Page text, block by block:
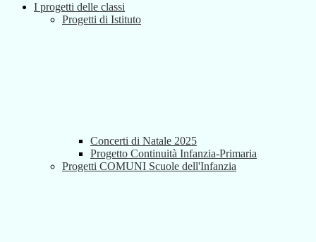
I progetti delle classi
Progetti di Istituto
Concerti di Natale 2025
Progetto Continuità Infanzia-Primaria
Progetti COMUNI Scuole dell'Infanzia